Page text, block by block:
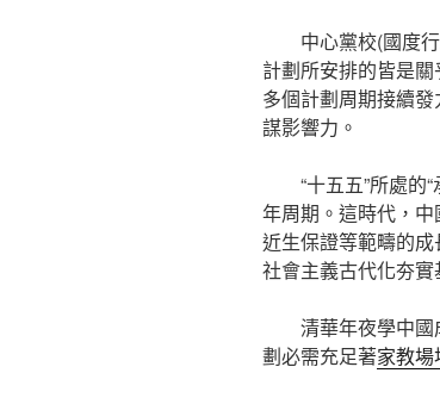
中心黨校(國度
計劃所安排的皆是
多個計劃周期接續
謀影響力。
“十五五”所處的
年周期。這時代，中
近生保證等範疇的
社會主義古代化夯實
清華年夜學中
劃必需充足著家教場